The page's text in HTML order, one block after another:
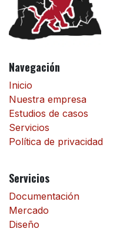
Navegación
Inicio
Nuestra empresa
Estudios de casos
Servicios
Política de privacidad
Servicios
Documentación
Mercado
Diseño